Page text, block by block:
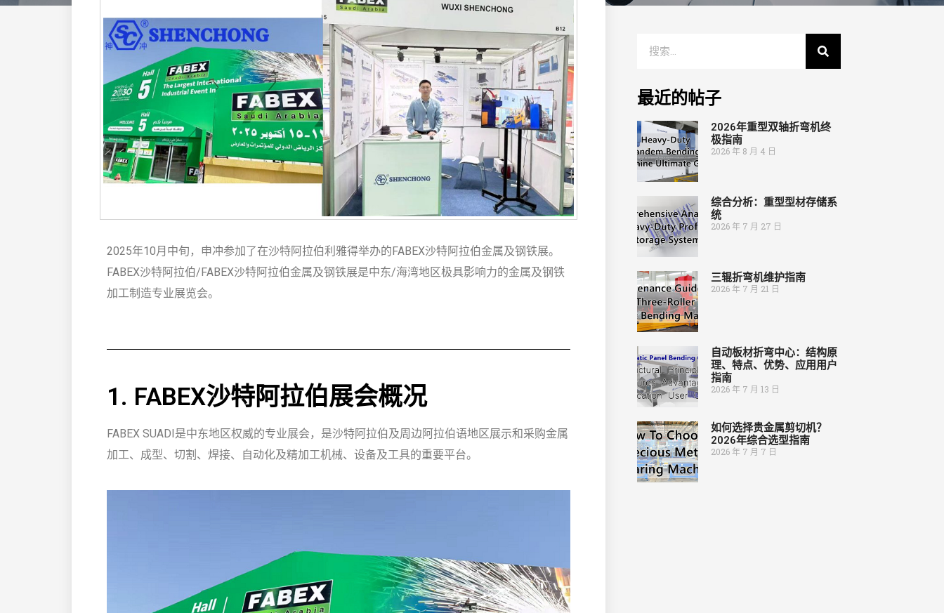
2025年10月中旬，申冲参加了在沙特阿拉伯利雅得举办的FABEX沙特阿拉伯金属及钢铁展。
FABEX沙特阿拉伯/FABEX沙特阿拉伯金属及钢铁展是中东/海湾地区极具影响力的金属及钢铁
加工制造专业展览会。
1. FABEX沙特阿拉伯展会概况
FABEX SUADI是中东地区权威的专业展会，是沙特阿拉伯及周边阿拉伯语地区展示和采购金属
加工、成型、切割、焊接、自动化及精加工机械、设备及工具的重要平台。
最近的帖子
2026年重型双轴折弯机终
极指南
2026 年 8 月 4 日
综合分析：重型型材存储系
统
2026 年 7 月 27 日
三辊折弯机维护指南
2026 年 7 月 21 日
自动板材折弯中心：结构原
理、特点、优势、应用用户
指南
2026 年 7 月 13 日
如何选择贵金属剪切机？
2026年综合选型指南
2026 年 7 月 7 日